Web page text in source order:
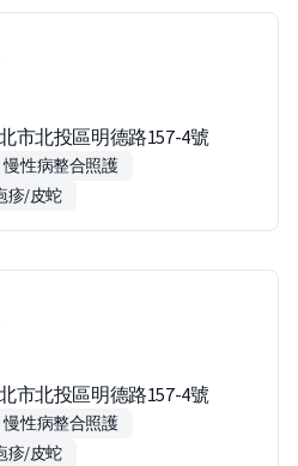
市北投區明德路157-4號
慢性病整合照護
疹/皮蛇
市北投區明德路157-4號
慢性病整合照護
疹/皮蛇